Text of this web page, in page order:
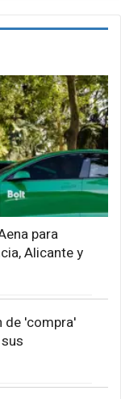
para
Alicante y
de 'compra'